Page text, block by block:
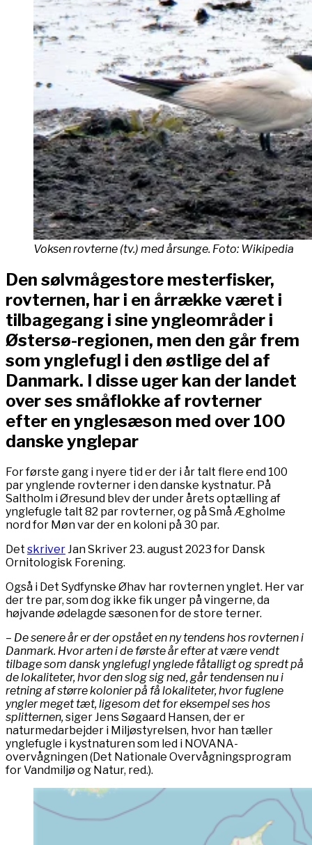
Voksen rovterne (tv.) med årsunge. Foto: Wikipedia
Den sølvmågestore mesterfisker,
rovternen, har i en årrække været i
tilbagegang i sine yngleområder i
Østersø-regionen, men den går frem
som ynglefugl i den østlige del af
Danmark. I disse uger kan der landet
over ses småflokke af rovterner
efter en ynglesæson med over 100
danske ynglepar
For første gang i nyere tid er der i år talt flere end 100
par ynglende rovterner i den danske kystnatur. På
Saltholm i Øresund blev der under årets optælling af
ynglefugle talt 82 par rovterner, og på Små Ægholme
nord for Møn var der en koloni på 30 par.
Det skriver Jan Skriver 23. august 2023 for Dansk
Ornitologisk Forening.
Også i Det Sydfynske Øhav har rovternen ynglet. Her var
der tre par, som dog ikke fik unger på vingerne, da
højvande ødelagde sæsonen for de store terner.
– De senere år er der opstået en ny tendens hos rovternen i
Danmark. Hvor arten i de første år efter at være vendt
tilbage som dansk ynglefugl ynglede fåtalligt og spredt på
de lokaliteter, hvor den slog sig ned, går tendensen nu i
retning af større kolonier på få lokaliteter, hvor fuglene
yngler meget tæt, ligesom det for eksempel ses hos
splitternen,siger Jens Søgaard Hansen, der er
naturmedarbejder i Miljøstyrelsen, hvor han tæller
ynglefugle i kystnaturen som led i NOVANA-
overvågningen (Det Nationale Overvågningsprogram
for Vandmiljø og Natur, red.).